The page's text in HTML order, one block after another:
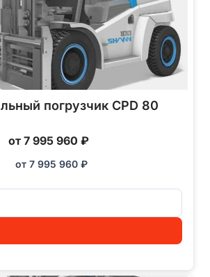
погрузчик CPD 80
от 7 995 960 ₽
от 7 995 960 ₽